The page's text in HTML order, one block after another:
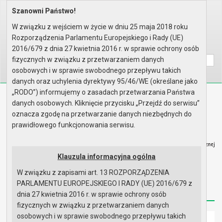
Home Organy Rada Miejska
Zgłoszone interpelacje i zapyt..
Wyszukaj na stronie:
AAA
Biuletyn Informacji Publicznej
Urząd Miasta i Gminy w Gryfinie
Strona główna Mapa serwisu Aktualności
Redakcja Instrukcja korzystania Dostępność
Strona główna
Szanowni Państwo!
W związku z wejściem w życie w dniu 25 maja 2018 roku
Rozporządzenia Parlamentu Europejskiego i Rady (UE)
2016/679 z dnia 27 kwietnia 2016 r. w sprawie ochrony osób
fizycznych w związku z przetwarzaniem danych
osobowych i w sprawie swobodnego przepływu takich
danych oraz uchylenia dyrektywy 95/46/WE (określane jako
„RODO”) informujemy o zasadach przetwarzania Państwa
danych osobowych. Kliknięcie przycisku „Przejdź do serwisu”
oznacza zgodę na przetwarzanie danych niezbędnych do
prawidłowego funkcjonowania serwisu.
Klauzula informacyjna ogólna
W związku z zapisami art. 13 ROZPORZĄDZENIA
PARLAMENTU EUROPEJSKIEGO I RADY (UE) 2016/679 z
dnia 27 kwietnia 2016 r. w sprawie ochrony osób
fizycznych w związku z przetwarzaniem danych
osobowych i w sprawie swobodnego przepływu takich